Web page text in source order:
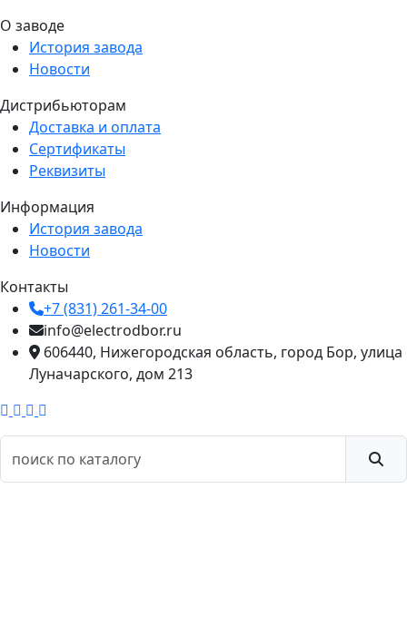
О заводе
История завода
Новости
Дистрибьюторам
Доставка и оплата
Сертификаты
Реквизиты
Информация
История завода
Новости
Контакты
+7 (831) 261-34-00
info@electrodbor.ru
606440, Нижегородская область, город Бор, улица
Луначарского, дом 213